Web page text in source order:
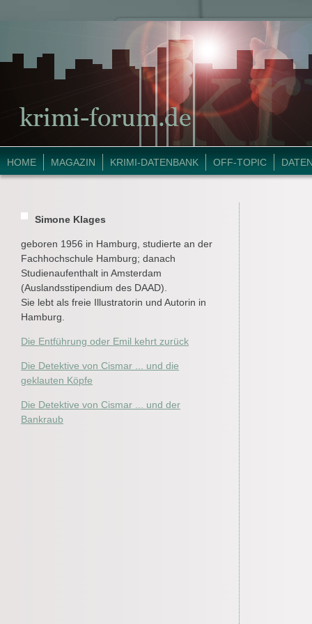
HOME MAGAZIN KRIMI-DATENBANK OFF-TOPIC
Simone Klages
geboren 1956 in Hamburg, studierte an der
Fachhochschule Hamburg; danach
Studienaufenthalt in Amsterdam
(Auslandsstipendium des DAAD).
Sie lebt als freie Illustratorin und Autorin in
Hamburg.
Die Entführung oder Emil kehrt zurück
Die Detektive von Cismar ... und die
geklauten Köpfe
Die Detektive von Cismar ... und der
Bankraub